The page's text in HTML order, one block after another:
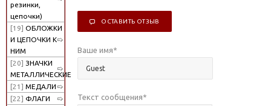
резинки,
цепочки)
[19] ОБЛОЖКИ
И ЦЕПОЧКИ К
НИМ
[20] ЗНАЧКИ
МЕТАЛЛИЧЕСКИЕ
[21] МЕДАЛИ
[22] ФЛАГИ
ОСТАВИТЬ ОТЗЫВ
Ваше имя*
Текст сообщения*